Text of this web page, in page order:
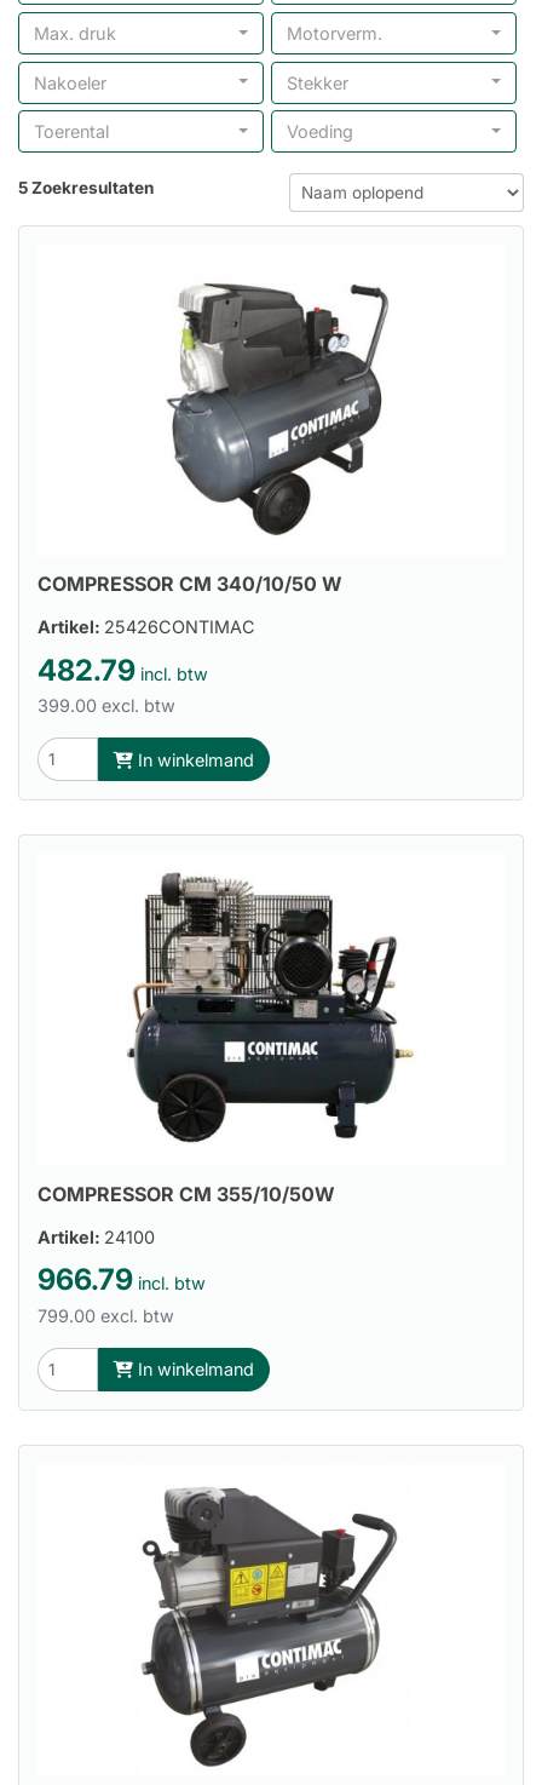
Max. druk Motorverm.
Nakoeler Stekker
Toerental Voeding
5 Zoekresultaten
COMPRESSOR CM 340/10/50 W
Artikel: 25426CONTIMAC
482.79 incl. btw
399.00 excl. btw
In winkelmand
COMPRESSOR CM 355/10/50W
Artikel: 24100
966.79 incl. btw
799.00 excl. btw
In winkelmand